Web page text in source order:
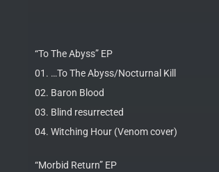
“To The Abyss” EP
01. …To The Abyss/Nocturnal Kill
02. Baron Blood
03. Blind resurrected
04. Witching Hour (Venom cover)
“Morbid Return” EP